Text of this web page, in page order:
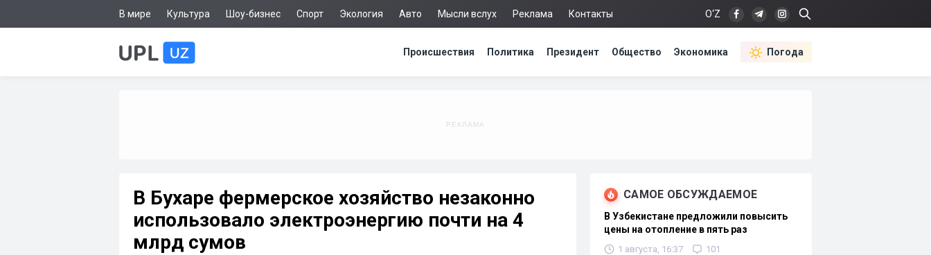
В мире Культура Шоу-бизнес Спорт Экология Авто Мысли вслух Реклама Контакты O‘Z
Происшествия Политика Президент Общество Экономика Погода
В Бухаре фермерское хозяйство незаконно
использовало электроэнергию почти на 4
млрд сумов
САМОЕ ОБСУЖДАЕМОЕ
В Узбекистане предложили повысить
цены на отопление в пять раз
1 августа, 16:37 101